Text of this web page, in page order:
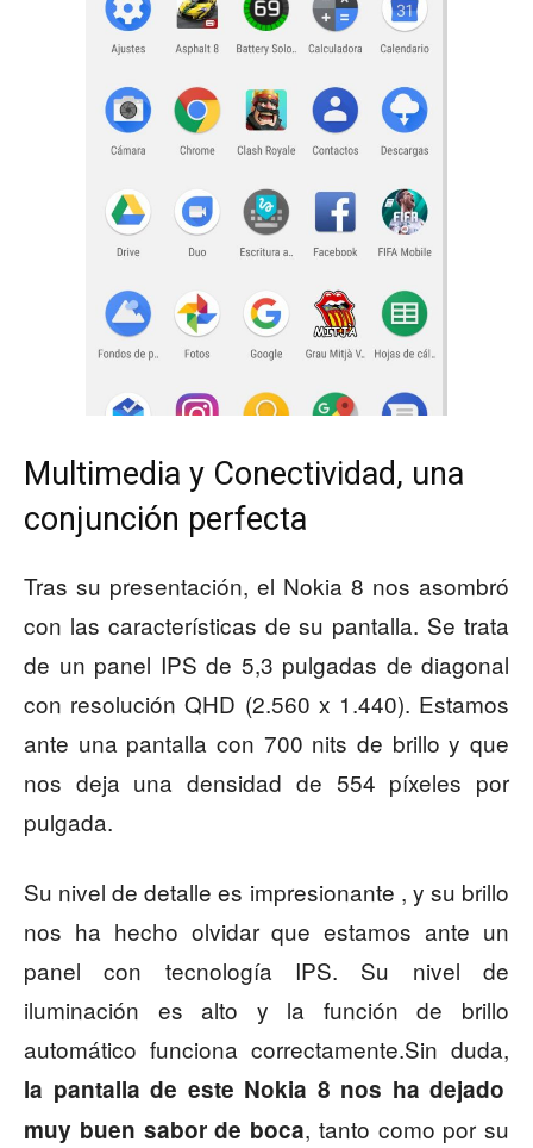
Multimedia y Conectividad, una
conjunción perfecta
Tras su presentación, el Nokia 8 nos asombró
con las características de su pantalla. Se trata
de un panel IPS de 5,3 pulgadas de diagonal
con resolución QHD (2.560 x 1.440). Estamos
ante una pantalla con 700 nits de brillo y que
nos deja una densidad de 554 píxeles por
pulgada.
Su nivel de detalle es impresionante , y su brillo
nos ha hecho olvidar que estamos ante un
panel con tecnología IPS. Su nivel de
iluminación es alto y la función de brillo
automático funciona correctamente.Sin duda,
la pantalla de este Nokia 8 nos ha dejado
muy buen sabor de boca, tanto como por su